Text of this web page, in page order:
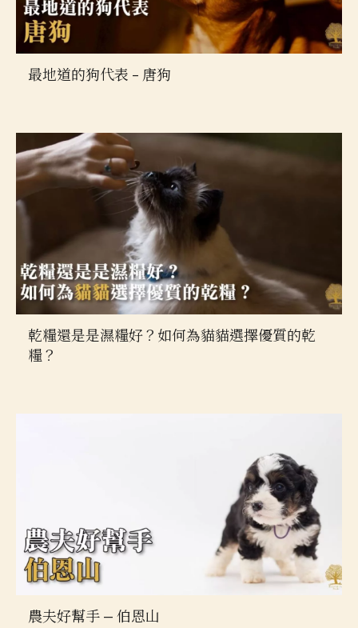
最地道的狗代表 – 唐狗
乾糧還是是濕糧好？如何為貓貓選擇優質的乾
糧？
農夫好幫手 — 伯恩山